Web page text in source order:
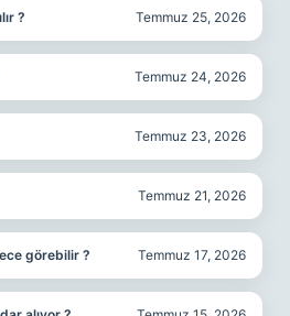
? Temmuz 25, 2026
Temmuz 24, 2026
Temmuz 23, 2026
Temmuz 21, 2026
görebilir ? Temmuz 17, 2026